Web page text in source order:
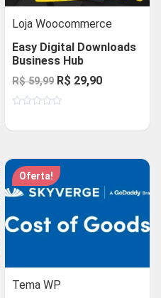
Loja Woocommerce
Easy Digital Downloads
Business Hub
R$59,99 O
preço
R$ 59,99.
R$ 29,90O
R$ 29,90.
de
Oferta!
Tema WP